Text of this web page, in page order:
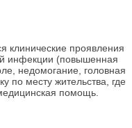
клинические проявления
инфекции (повышенная
недомогание, головная
по месту жительства, где
помощь.